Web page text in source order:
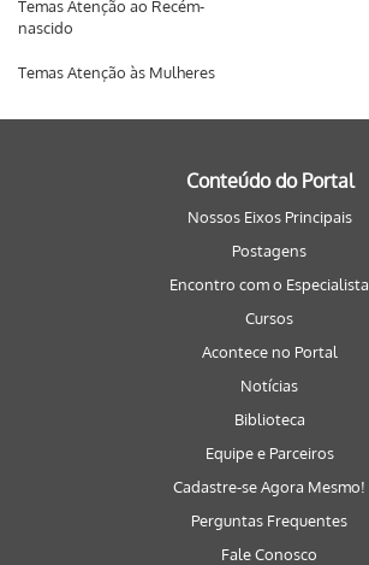
Temas Atenção ao Recém-
nascido
Temas Atenção às Mulheres
Conteúdo do Portal
Nossos Eixos Principais
Postagens
Encontro com o Especialista
Cursos
Acontece no Portal
Notícias
Biblioteca
Equipe e Parceiros
Cadastre-se Agora Mesmo!
Perguntas Frequentes
Fale Conosco